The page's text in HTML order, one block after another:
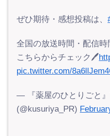
ぜひ期待・感想投稿は、
全国の放送時間・配信時
こちらからチェック🖊
pic.twitter.com/
— 『薬屋のひとりごと
(@kusuriya_PR)